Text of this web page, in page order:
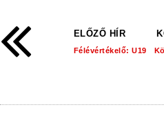
ELŐZŐ HÍR
Félévértékelő: U19